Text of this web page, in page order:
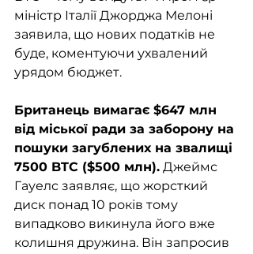
міністр Італії Джорджа Мелоні
заявила, що нових податків не
буде, коментуючи ухвалений
урядом бюджет.
Британець вимагає $647 млн
від міської ради за заборону на
пошуки загублених на звалищі
7500 BTC ($500 млн). Джеймс
Гауелс заявляє, що жорсткий
диск понад 10 років тому
випадково викинула його вже
колишня дружина. Він запросив